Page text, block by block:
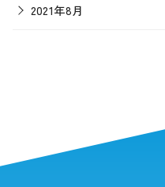
2021年8月